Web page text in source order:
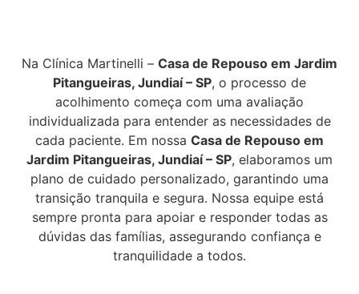
Na Clínica Martinelli – Casa de Repouso em Jardim
Pitangueiras, Jundiaí – SP, o processo de
acolhimento começa com uma avaliação
individualizada para entender as necessidades de
cada paciente. Em nossa Casa de Repouso em
Jardim Pitangueiras, Jundiaí – SP, elaboramos um
plano de cuidado personalizado, garantindo uma
transição tranquila e segura. Nossa equipe está
sempre pronta para apoiar e responder todas as
dúvidas das famílias, assegurando confiança e
tranquilidade a todos.